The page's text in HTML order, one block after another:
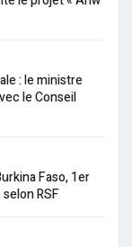
: le ministre
le Conseil
Faso, 1er
RSF